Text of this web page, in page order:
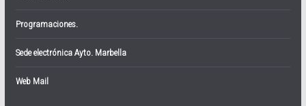
Programaciones.
Sede electrónica Ayto. Marbella
Web Mail